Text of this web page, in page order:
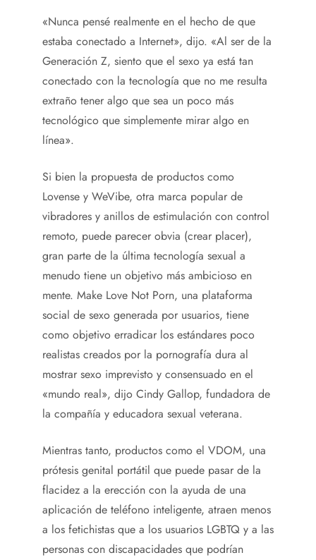
«Nunca pensé realmente en el hecho de que
estaba conectado a Internet», dijo. «Al ser de la
Generación Z, siento que el sexo ya está tan
conectado con la tecnología que no me resulta
extraño tener algo que sea un poco más
tecnológico que simplemente mirar algo en
línea».
Si bien la propuesta de productos como
Lovense y WeVibe, otra marca popular de
vibradores y anillos de estimulación con control
remoto, puede parecer obvia (crear placer),
gran parte de la última tecnología sexual a
menudo tiene un objetivo más ambicioso en
mente. Make Love Not Porn, una plataforma
social de sexo generada por usuarios, tiene
como objetivo erradicar los estándares poco
realistas creados por la pornografía dura al
mostrar sexo imprevisto y consensuado en el
«mundo real», dijo Cindy Gallop, fundadora de
la compañía y educadora sexual veterana.
Mientras tanto, productos como el VDOM, una
prótesis genital portátil que puede pasar de la
flacidez a la erección con la ayuda de una
aplicación de teléfono inteligente, atraen menos
a los fetichistas que a los usuarios LGBTQ y a las
personas con discapacidades que podrían